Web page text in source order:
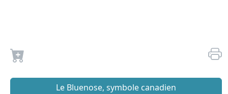
Le Bluenose, symbole canadien